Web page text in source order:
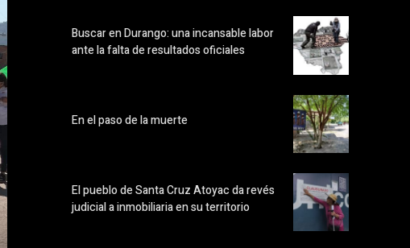
Buscar en Durango: una incansable labor
ante la falta de resultados oficiales
En el paso de la muerte
El pueblo de Santa Cruz Atoyac da revés
judicial a inmobiliaria en su territorio